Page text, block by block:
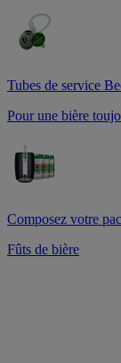
Tubes de service
Pour une bière
Composez votre
Fûts de bière